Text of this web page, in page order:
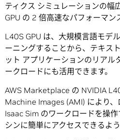
ティクス シミュレーションの幅
GPU の 2 倍高速なパフォーマン
L40S GPU は、大規模言語モデ
ーニングすることから、テキス
ット アプリケーションのリアル
ークロードにも活用できます。
AWS Marketplace の NVIDIA
Machine Images (AMI) により、
Isaac Sim のワークロードを操
シンに簡単にアクセスできるよう